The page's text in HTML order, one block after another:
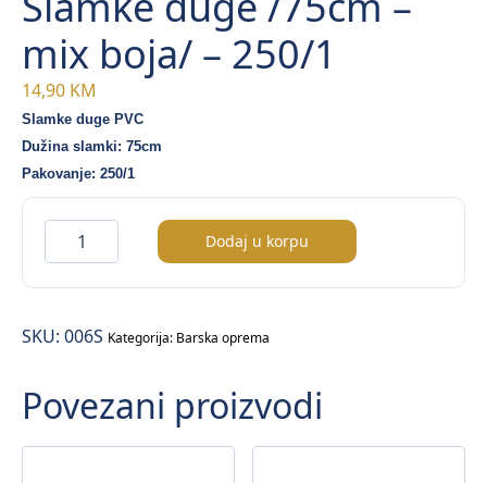
mix boja/ – 250/1
14,90 KM
Slamke duge PVC
Dužina slamki: 75cm
Pakovanje: 250/1
Slamke
duge
/75cm
mix
–
250/1
količina
Dodaj u korpu
SKU: 006S Kategorija: Barska oprema
Povezani proizvodi